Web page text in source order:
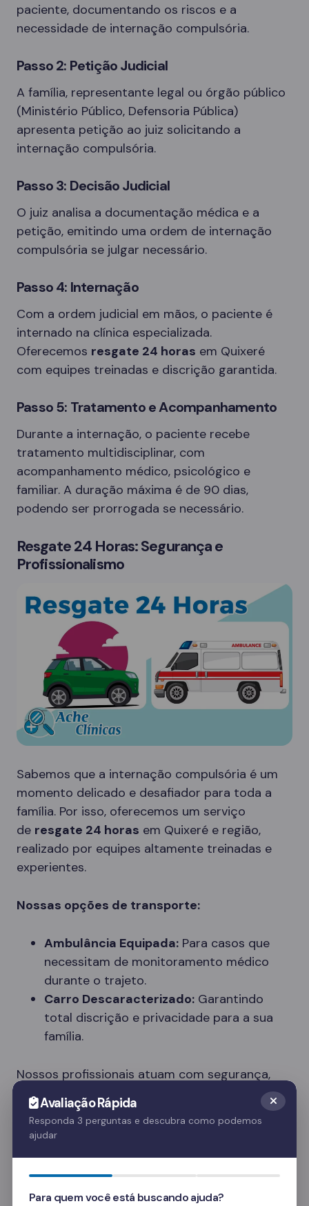
paciente, documentando os riscos e a
necessidade de internação compulsória.
Passo 2: Petição Judicial
A família, representante legal ou órgão público
(Ministério Público, Defensoria Pública)
apresenta petição ao juiz solicitando a
internação compulsória.
Passo 3: Decisão Judicial
O juiz analisa a documentação médica e a
petição, emitindo uma ordem de internação
compulsória se julgar necessário.
Passo 4: Internação
Com a ordem judicial em mãos, o paciente é
internado na clínica especializada.
Oferecemos resgate 24 horas em Quixeré
com equipes treinadas e discrição garantida.
Passo 5: Tratamento e Acompanhamento
Durante a internação, o paciente recebe
tratamento multidisciplinar, com
acompanhamento médico, psicológico e
familiar. A duração máxima é de 90 dias,
podendo ser prorrogada se necessário.
Resgate 24 Horas: Segurança e
Profissionalismo
Sabemos que a internação compulsória é um
momento delicado e desafiador para toda a
família. Por isso, oferecemos um serviço
de resgate 24 horas em Quixeré e região,
realizado por equipes altamente treinadas e
experientes.
Nossas opções de transporte:
Ambulância Equipada: Para casos que
necessitam de monitoramento médico
durante o trajeto.
Carro Descaracterizado: Garantindo
total discrição e privacidade para a sua
família.
Nossos profissionais atuam com segurança,
respeito e dignidade, entendendo a
sensibilidade do momento.
Cada paciente tem necessidades únicas. Nossa
rede em Quixeré oferece diferentes tipos de
Avaliação Rápida
Responda 3 perguntas e descubra como podemos
ajudar
Para quem você está buscando ajuda?